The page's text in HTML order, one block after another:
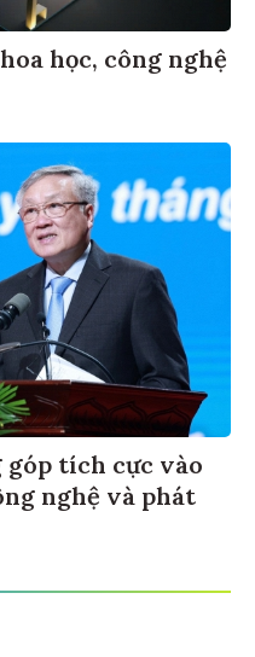
học, công nghệ
góp tích cực vào
nghệ và phát